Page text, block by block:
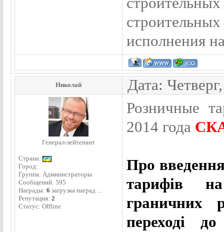
исполнения
Николай Дата:
Генерал-лейтенант
Страна:
Город:
Группа: Администраторы
Сообщений: 595
Награды: 6 загрузка наград ...
Репутация: 2
Статус: Offline
Розничные
2014 года
Про
тарифів на
граничних
переході